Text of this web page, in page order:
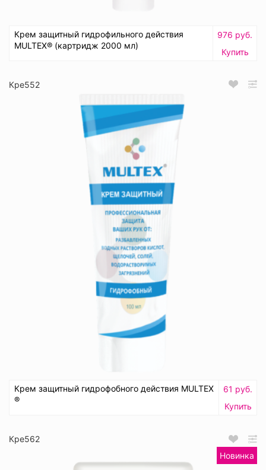
Крем защитный гидрофильного действия
MULTEX® (картридж 2000 мл)
976 руб.
Купить
Кре552
Крем защитный гидрофобного действия MULTEX
®
61 руб.
Купить
Кре562
Новинка